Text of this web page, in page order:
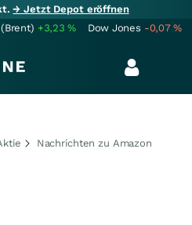
→ Jetzt Depot eröffnen
+3,23% Dow Jones -0,07%
Nachrichten zu Amazon